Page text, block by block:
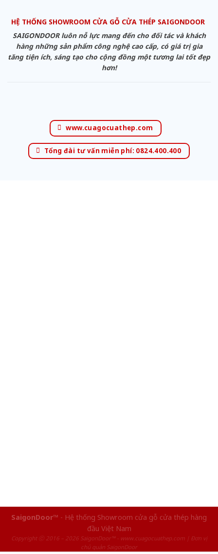
HỆ THỐNG SHOWROOM CỬA GỖ CỬA THÉP SAIGONDOOR
SAIGONDOOR luôn nỗ lực mang đến cho đối tác và khách
hàng những sản phẩm công nghệ cao cấp, có giá trị gia
tăng tiện ích, sáng tạo cho cộng đồng một tương lai tốt đẹp
hơn!
www.cuagocuathep.com
Tổng đài tư vấn miễn phí: 0824.400.400
SaigonDoor™ - Hệ thống Showroom cửa gỗ cửa thép hàng
đầu Việt Nam
Copyright ⓒ 2016 – 2026 SaigonDoor™ - www.cuagocuathep.com | Đơn vị
chủ quản SaigonDoor